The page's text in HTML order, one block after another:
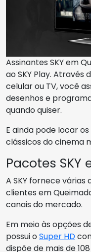
Assinantes SKY em
ao SKY Play.
celular ou TV, você
desenhos e
quando quiser.
E ainda pode locar
clássicos do cinema
Pacotes
A SKY fornece
clientes em
canais do mercado.
Em meio às opções
possui oSuper HD
dispõe de mais de